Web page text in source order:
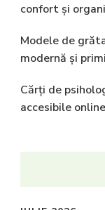
confort și
Modele de
modernă și
Cărți de
accesibile online